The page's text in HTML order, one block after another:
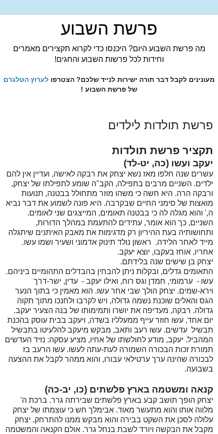
פרשת השבוע
מה פרשת השבוע היום? היכנסו כדי לקרוא תקצירים מאמרים
וחידות לכל פרשות השבוע והחגים!
מעונינים לקבל דבר תורה ישירות לנייד שלכם? הצטרפו לערוץ הטלגרם
של פרשת השבוע !
פרשת תולדות לילדים
תקציר פרשת תולדות
יעקב ועשו (כה, יט-לד)
עשרים שנה חלפו מאז נשא יצחק את רבקה לאישה, ועדיין אין להם
ילדים. השניים מרבים בתפילה, הקב"ה שומע לתפילתו של יצחק,
ורבקה הרה. היא חשה כי משהו מוזר מתחולל בבטנה, תנועות
מואצות של סימני החיים שבקרבה. היא פונה לשמוע את דבר נביא
ה,' והוא מגלה לה כי בבטנה תאומים, המייצגים שני לאומים.
השניים, כך הוא אומר, עתידים להתעמת במהלך הדורות,
ותחושותיה בעת ההיריון רק מדגימות את מאבק האיתנים שיתגלה
מייד לאחר הלידה. ראשון נולד תינוק אדמוני ושעיר ושמו עשו.
אחריו, אוחז בעקבו, יוצא יעקב.
יצחק בן שישים שנה בלידתם.
התאומים גדלים, ובקלות ניתן להבחין בהבדלים התהומיים ביניהם.
עשו - ערמומי, חמדן וגס רוח, ואילו יעקב - עדין, ישר-דרך
וירא-שמים. יצחק הולך שבי אחר עשו. הוא מאמין כי בתוך הנער
הגס והאלים שוכנת נשמה גדולה, ויש לקרבו ולחנכו מתוך תקוה
גדולה. רבקה, מעדיפה את יושרו ותמימותו של בנה הצעיר יעקב.
יום אחד, עשו חוזר עייף ממעלליו בשדה, ויעקב בבית עוסק בהכנת
תבשיל עדשים. עשו רעב ותאב, מבקש מיעקב להלעיטו בתבשיל
המהביל. יעקב, מודע לחולשתו של אחיו, מציע עסקה: נזיד העדשים
תמורת זכות הבכורה השמורה לעת-עתה לעשו. עשו הרעב בז
לבכורה שהינה ערך ערטילאי עבורו, והוא ממהר לקבל את ההצעה
בשבועה.
קנאה ומשטמה בארץ פלשתים (כו, יב-כה)
יצחק הופך תושב קבע בארץ פלשתים שבירתה גרר. ברכת ה'
מלווה אותו והוא מתעשר מאוד. אבימלך חש כי עוצמתו של יצחק
עלולה לסכן את השקט בבירה והוא מבקש ממנו להתרחק. יצחק
מקבל את הבקשה ויורד לשבת בנחל גרר. אולם הקנאה והמשטמה